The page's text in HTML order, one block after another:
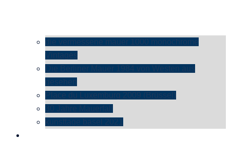
die vermessene mauer 1000 monochrome
Vintages
Die Berliner Mauer 1984 von Westen aus
gesehen
Place du Luxemburg 2009 (Brüssel)
30 Jahre Mauerfall
kunsttage basel 2021